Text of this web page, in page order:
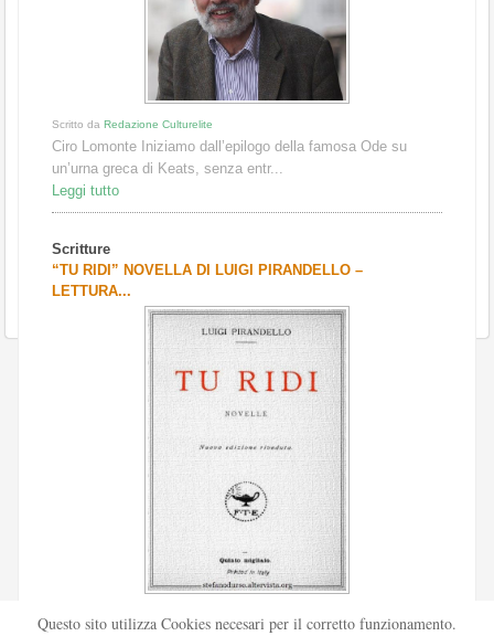
Scritto da Redazione Culturelite
Ciro Lomonte Iniziamo dall’epilogo della famosa Ode su
un’urna greca di Keats, senza entr...
Leggi tutto
Scritture
“TU RIDI” NOVELLA DI LUIGI PIRANDELLO –
LETTURA...
Questo sito utilizza Cookies necesari per il corretto funzionamento.